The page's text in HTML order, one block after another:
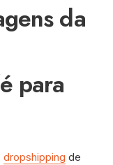
da
para
dropshipping de